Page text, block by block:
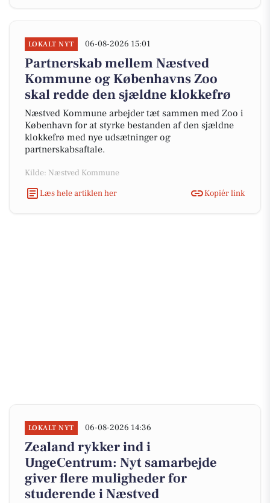
LOKALT NYT 06-08-2026 15:01
Partnerskab mellem Næstved
Kommune og Københavns Zoo
skal redde den sjældne klokkefrø
Næstved Kommune arbejder tæt sammen med Zoo i
København for at styrke bestanden af den sjældne
klokkefrø med nye udsætninger og
partnerskabsaftale.
Kilde: Næstved Kommune
Læs hele artiklen her
Kopiér link
LOKALT NYT 06-08-2026 14:36
Zealand rykker ind i
UngeCentrum: Nyt samarbejde
giver flere muligheder for
studerende i Næstved